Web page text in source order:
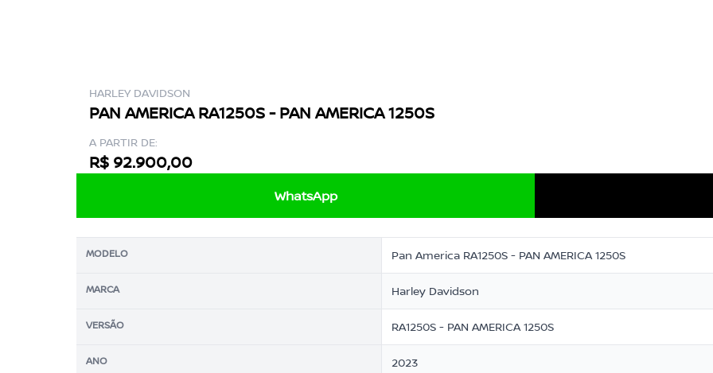
HARLEY DAVIDSON
PAN AMERICA RA1250S - PAN AMERICA 1250S
A PARTIR DE:
R$ 92.900,00
WhatsApp
MODELO Pan America RA1250S - PAN AMERICA 1250S
MARCA Harley Davidson
VERSÃO RA1250S - PAN AMERICA 1250S
ANO 2023